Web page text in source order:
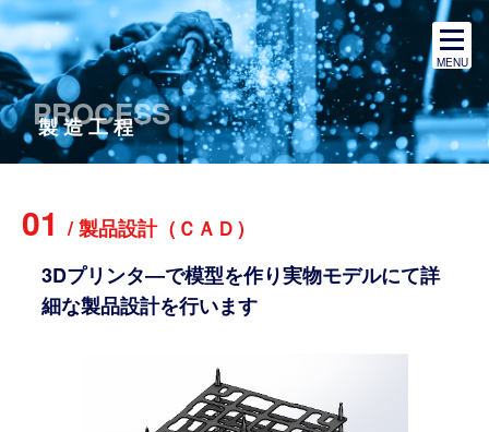
MENU
製造工程
01 /製品設計（ Ｃ Ａ Ｄ）
3Dプリンタ―で模型を作り実物モデルにて詳
細な製品設計を行います